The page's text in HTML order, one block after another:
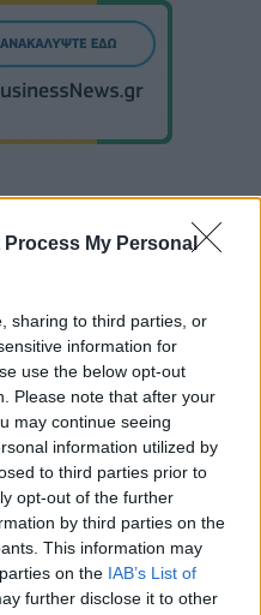
Process My Personal
sharing to third parties, or
information for
use the below opt-out
Please note that after your
may continue seeing
information utilized by
to third parties prior to
opt-out of the further
by third parties on the
This information may
on the IAB’s List of
further disclose it to other
Β.Σ. Καρούλιας: Τζίρος 98,7
εκατ. ευρώ και αύξηση κερδών
57% - Τα νέα στοιχήματα σε
low & non alcohol
στα 550 εκατ. ευρώ – Καθαρά